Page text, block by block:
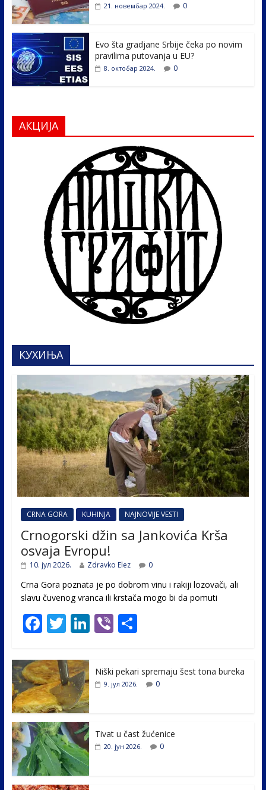
21. новембар 2024. 0
Evo šta gradjane Srbije čeka po novim
pravilima putovanja u EU?
8. октобар 2024. 0
АКЦИЈА
КУХИЊА
CRNA GORA KUHINJA NAJNOVIJE VESTI
Crnogorski džin sa Jankovića Krša
osvaja Evropu!
10. јул 2026. Zdravko Elez 0
Crna Gora poznata je po dobrom vinu i rakiji lozovači, ali
slavu čuvenog vranca ili krstača mogo bi da pomuti
F
e
b
o
o
k
T
itt
er
Li
e
Vi
er
S
e
Niški pekari spremaju šest tona bureka
9. јул 2026. 0
Tivat u čast žućenice
20. јун 2026. 0